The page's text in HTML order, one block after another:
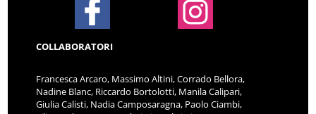
COLLABORATORI
Francesca Arcaro, Massimo Altini, Corrado Bellora,
Nadine Blanc, Riccardo Bortolotti, Manila Calipari,
Giulia Calisti, Nadia Camposaragna, Paolo Ciambi,